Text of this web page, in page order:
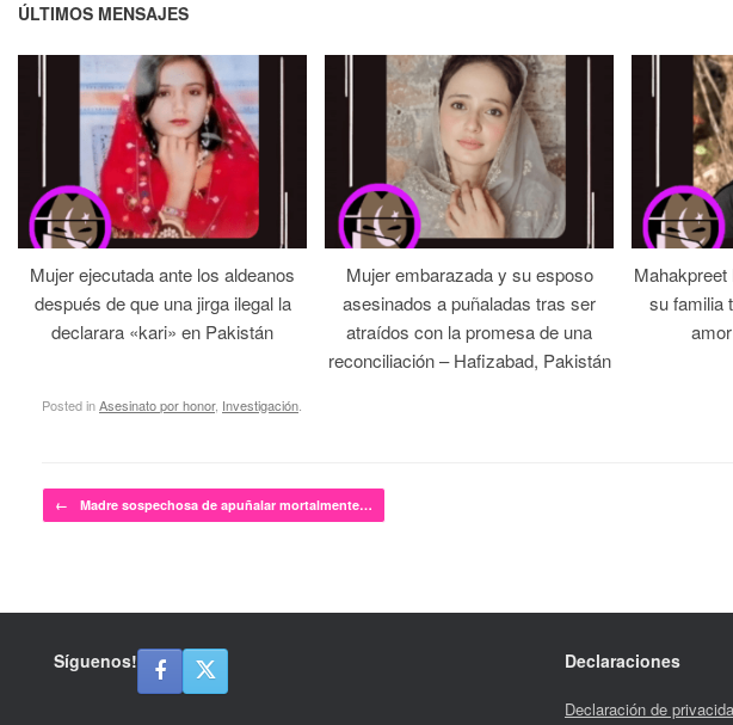
ÚLTIMOS MENSAJES
Mujer ejecutada ante los aldeanos
después de que una jirga ilegal la
declarara «kari» en Pakistán
Mujer embarazada y su esposo
asesinados a puñaladas tras ser
atraídos con la promesa de una
reconciliación – Hafizabad, Pakistán
su familia
Posted inAsesinato por honor, Investigación
Post navigation
← Madre sospechosa de apuñalar mortalmente…
Síguenos! Declaraciones
Declaración de